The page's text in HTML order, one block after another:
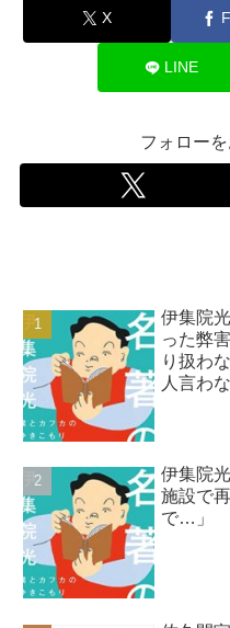
X
LINE
フォローを
伊集院
った弊
り扱わ
人言わ
伊集院
施設で
で…」